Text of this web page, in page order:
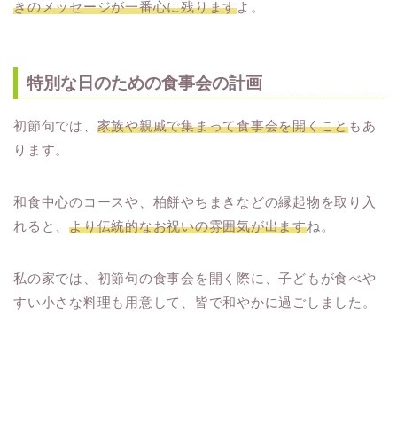
きのメッセージが一番心に残りますよ。
特別な日のための食事会の計画
初節句では、 家族や親戚で集まって食事会を開くこともあ
ります。
和食中心のコースや、柏餅やちまきなどの縁起物を取り入
れると、より伝統的なお祝いの雰囲気が出ますね。
私の家では、初節句の食事会を開く際に、子どもが食べや
すい小さな料理も用意して、皆で和やかに過ごしました。